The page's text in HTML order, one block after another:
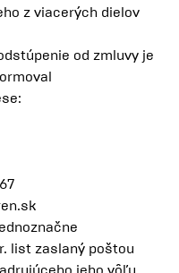
z viacerých dielov
od zmluvy je
list zaslaný poštou